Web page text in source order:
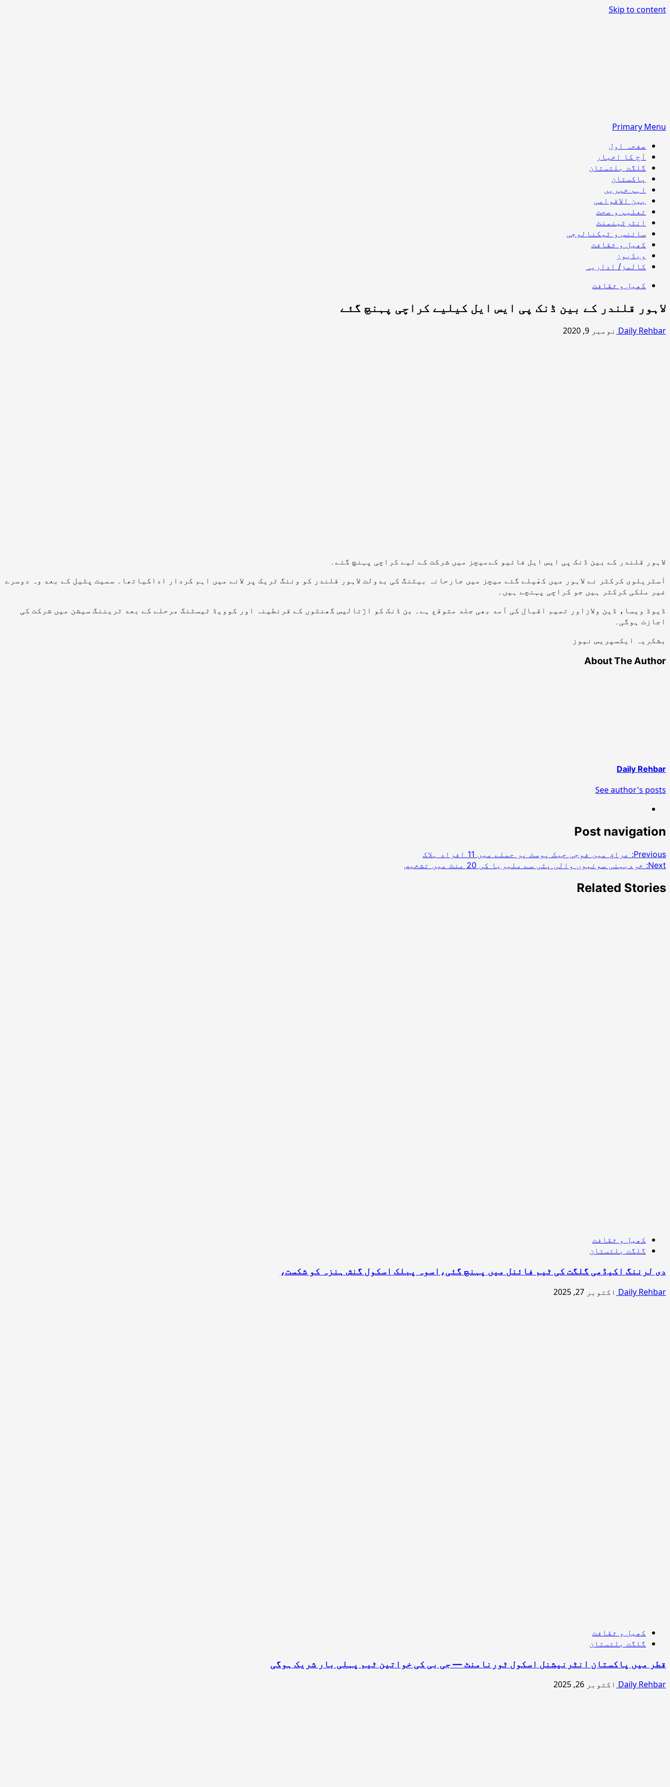
Skip to content
Primary Menu
صفحہ اول
آج کا اخبار
گلگت بلتستان
پاکستان
اہم خبریں
بین الاقوامی
تعلیم و صحت
انٹرٹینمنٹ
سائنس و ٹیکنالوجی
کھیل و ثقافت
ویڈیوز
کالمز/ اداریہ
کھیل و ثقافت
لاہور قلندر کے بین ڈنک پی ایس ایل کیلیے کراچی پہنچ گئے
Daily Rehbar نومبر 9, 2020
لاہور قلندر کے بین ڈنک پی ایس ایل فائیو کےمیچز میں شرکت کے لیے کراچی پہنچ گئے۔
آسٹریلوی کرکٹر نے لاہور میں کھَیلے گئے میچز میں جارحانہ بیٹنگ کی بدولت لاہور قلندر کو وننگ ٹریک پر لانے میں اہم کردار اداکیاتھا۔ سمیت پٹیل کے بعد وہ دوسرے
غیر ملکی کرکٹر ہیں جو کراچی پہنچے ہیں۔
ڈیوڈ ویسا، ڈین ولازاور تمیم اقبال کی آمد بھی جلد متوقع ہے۔ بن ڈنک کو اڑتالیس گھنٹوں کے قرنطینہ اور کوویڈ ٹیسٹنگ مرحلے کے بعد ٹریننگ سیشن میں شرکت کی
اجازت ہوگی۔
بشکریہ ایکسپریس نیوز
About The Author
Daily Rehbar
See author's posts
Post navigation
Previous:
عراق میں فوجی چیک پوسٹ پر حملے میں 11 افراد ہلاک
Next: خردبینی سوئیوں والی پٹی سے ملیریا کی 20 منٹ میں تشخیص
Related Stories
کھیل و ثقافت
گلگت بلتستان
دی لرننگ اکیڈمی گلگت کی ٹیم فائنل میں پہنچ گئی،اسوہ پبلک اسکول گنش ہنزہ کو شکست،
Daily Rehbar اکتوبر 27, 2025
کھیل و ثقافت
گلگت بلتستان
قطر میں پاکستان انٹرنیشنل اسکول ٹورنامنٹ — جی بی کی خواتین ٹیم پہلی بار شریک ہوگی
Daily Rehbar اکتوبر 26, 2025